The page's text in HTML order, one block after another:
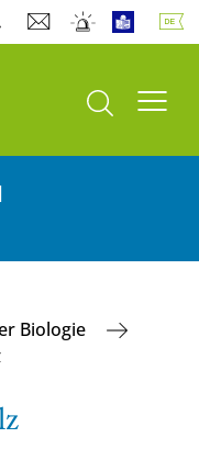
Suche öffnen
Biologie